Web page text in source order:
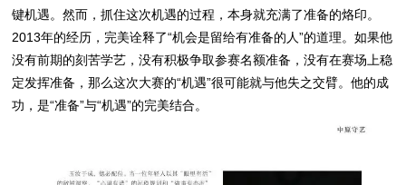
键机遇。然而，抓住这次机遇的过程，本身就充满了准备的烙印。
2013年的经历，完美诠释了“机会是留给有准备的人”的道理。如果他
没有前期的刻苦学艺，没有积极争取参赛名额准备，没有在赛场上稳
定发挥准备，那么这次大赛的“机遇”很可能就与他失之交臂。他的成
功，是“准备”与“机遇”的完美结合。